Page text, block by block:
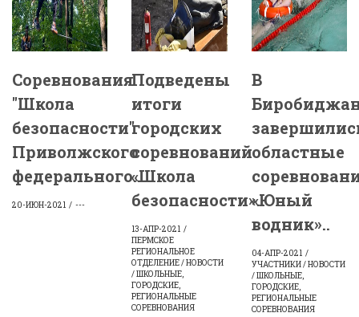
Соревнования
"Школа
безопасности"
Приволжского
федерального..
20-ИЮН-2021 ---
Подведены
итоги
городских
соревнований
«Школа
безопасности»..
13-АПР-2021
ПЕРМСКОЕ
РЕГИОНАЛЬНОЕ
ОТДЕЛЕНИЕ / НОВОСТИ
/ ШКОЛЬНЫЕ,
ГОРОДСКИЕ,
РЕГИОНАЛЬНЫЕ
СОРЕВНОВАНИЯ
В
областные
«Юный
водник»..
04-АПР-2021
УЧАСТНИКИ / НОВОСТИ
/ ШКОЛЬНЫЕ,
ГОРОДСКИЕ,
РЕГИОНАЛЬНЫЕ
СОРЕВНОВАНИЯ